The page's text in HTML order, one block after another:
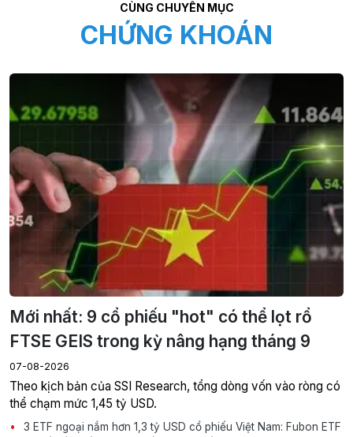
CÙNG CHUYÊN MỤC
CHỨNG KHOÁN
Mới nhất: 9 cổ phiếu "hot" có thể lọt rổ
FTSE GEIS trong kỳ nâng hạng tháng 9
07-08-2026
Theo kịch bản của SSI Research, tổng dòng vốn vào ròng có
thể chạm mức 1,45 tỷ USD.
3 ETF ngoại nắm hơn 1,3 tỷ USD cổ phiếu Việt Nam: Fubon ETF